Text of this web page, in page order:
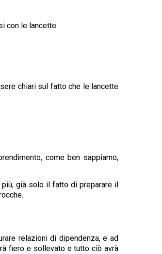
con le lancette.
chiari sul fatto che le lancette
come ben sappiamo,
più, già solo il fatto di preparare il
relazioni di dipendenza, e ad
fiero e sollevato e tutto ciò avrà